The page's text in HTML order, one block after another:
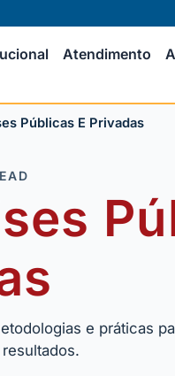
Atendimento
Públicas E Privadas
e práticas